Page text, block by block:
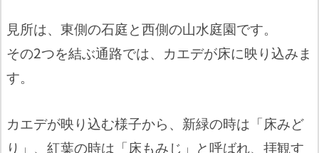
見所は、東側の石庭と西側の山水庭園です。
その2つを結ぶ通路では、カエデが床に映り込みま
す。
カエデが映り込む様子から、新緑の時は「床みど
り」、紅葉の時は「床もみじ」と呼ばれ、拝観す